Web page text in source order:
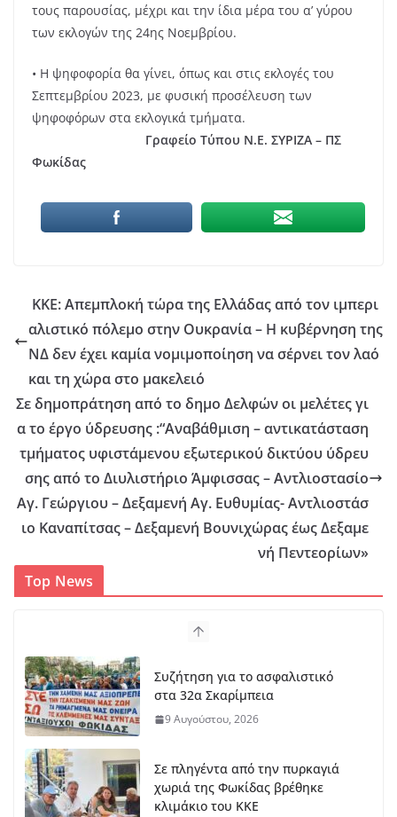
τους παρουσίας, μέχρι και την ίδια μέρα του α’ γύρου
των εκλογών της 24ης Νοεμβρίου.
• Η ψηφοφορία θα γίνει, όπως και στις εκλογές του
Σεπτεμβρίου 2023, με φυσική προσέλευση των
ψηφοφόρων στα εκλογικά τμήματα.
Γραφείο Τύπου Ν.Ε. ΣΥΡΙΖΑ – ΠΣ
Φωκίδας
ΚΚΕ: Απεμπλοκή τώρα της Ελλάδας από τον ιμπερι
αλιστικό πόλεμο στην Ουκρανία – Η κυβέρνηση της
ΝΔ δεν έχει καμία νομιμοποίηση να σέρνει τον λαό
και τη χώρα στο μακελειό
Σε δημοπράτηση από το δημο Δελφών οι μελέτες γι
α το έργο ύδρευσης :“Αναβάθμιση – αντικατάσταση
τμήματος υφιστάμενου εξωτερικού δικτύου ύδρευ
σης από το Διυλιστήριο Άμφισσας – Αντλιοστασίο
Αγ. Γεώργιου – Δεξαμενή Αγ. Ευθυμίας- Αντλιοστάσ
ιο Καναπίτσας – Δεξαμενή Βουνιχώρας έως Δεξαμε
νή Πεντεορίων»
Top News
Συζήτηση για το ασφαλιστικό
στα 32α Σκαρίμπεια
9 Αυγούστου, 2026
Σε πληγέντα από την πυρκαγιά
χωριά της Φωκίδας βρέθηκε
κλιμάκιο του ΚΚΕ